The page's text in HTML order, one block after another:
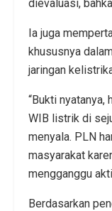
dievaluasi,
Ia juga
khususnya
jaringan
“Bukti nyatanya,
WIB listrik di
menyala. PLN
masyarakat
mengganggu
Berdasarkan